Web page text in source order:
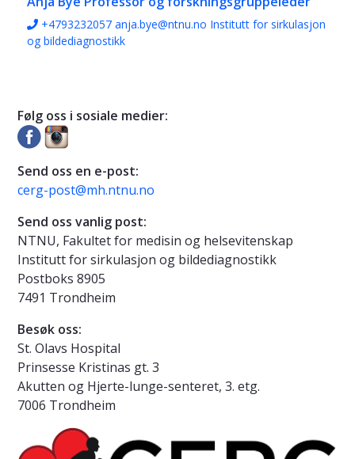
+4793232057 anja.bye@ntnu.no Institutt for sirkulasjon
og bildediagnostikk
Følg oss i sosiale medier:
Send oss en e-post:
cerg-post@mh.ntnu.no
Send oss vanlig post:
NTNU, Fakultet for medisin og helsevitenskap
Institutt for sirkulasjon og bildediagnostikk
Postboks 8905
7491 Trondheim
Besøk oss:
St. Olavs Hospital
Prinsesse Kristinas gt. 3
Akutten og Hjerte-lunge-senteret, 3. etg.
7006 Trondheim